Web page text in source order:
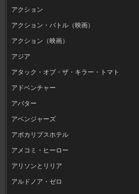
アクション
アクション・バトル（映画）
アクション（映画）
アジア
アタック・オブ・ザ・キラー・トマト
アドベンチャー
アバター
アベンジャーズ
アポカリプスホテル
アメコミ・ヒーロー
アリソンとリリア
アルドノア・ゼロ